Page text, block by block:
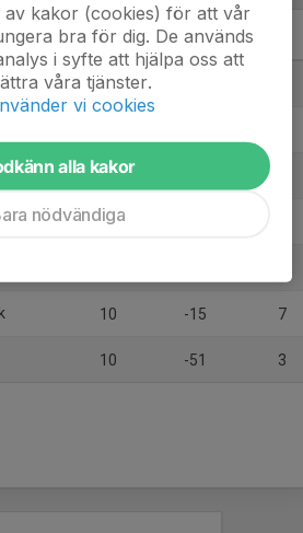
M +/-
10
12 21
10
10 -15 7
10 -51 3
av kakor (cookies) för att vår
bra för dig. De används
i syfte att hjälpa oss att
våra tjänster.
vi cookies
alla kakor
nödvändiga